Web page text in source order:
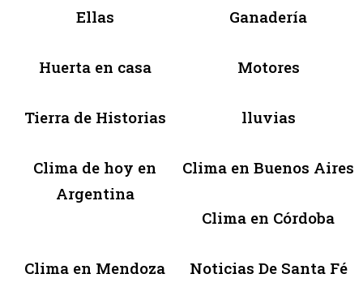
Ellas Ganadería
Huerta en casa Motores
Tierra de Historias lluvias
Clima de hoy en
Argentina
Clima en Buenos Aires
Clima en Córdoba
Clima en Mendoza Noticias De Santa Fé